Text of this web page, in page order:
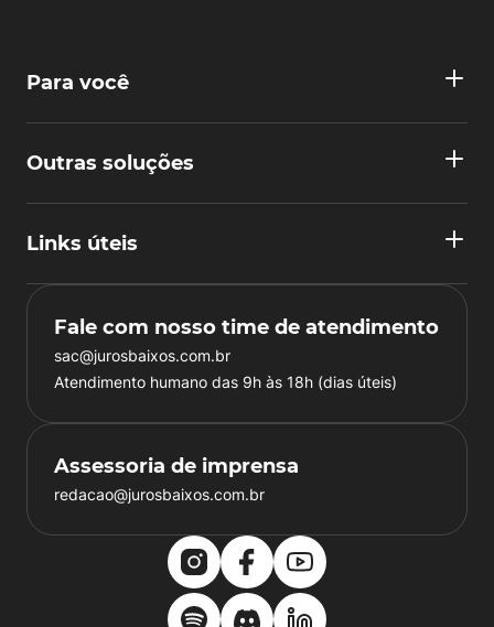
Para você
Outras soluções
Links úteis
Fale com nosso time de atendimento
sac@jurosbaixos.com.br
Atendimento humano das 9h às 18h (dias úteis)
Assessoria de imprensa
redacao@jurosbaixos.com.br